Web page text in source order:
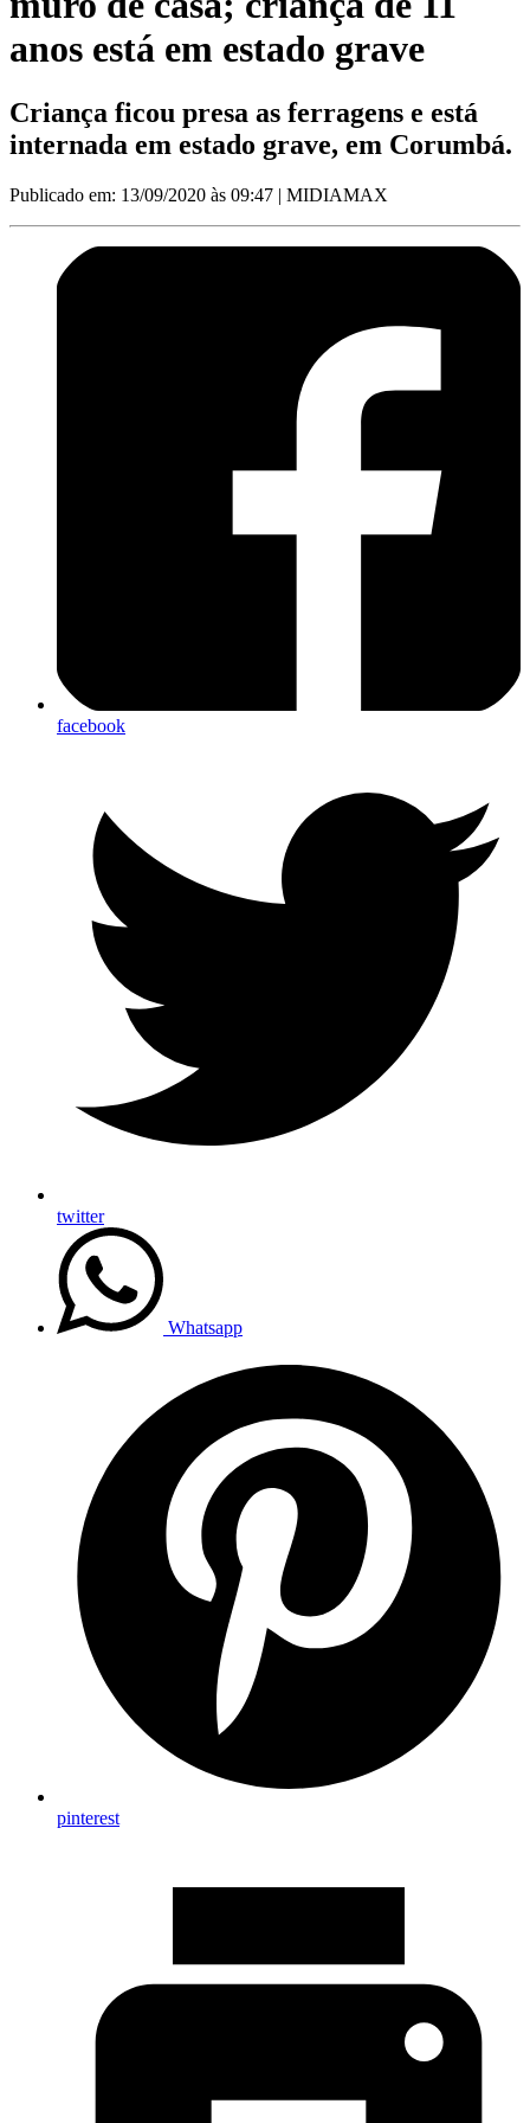
anos está em estado grave
Criança ficou presa as ferragens e está
internada em estado grave, em Corumbá.
Publicado em: 13/09/2020 às 09:47 | MIDIAMAX
facebook
twitter
Whatsapp
pinterest